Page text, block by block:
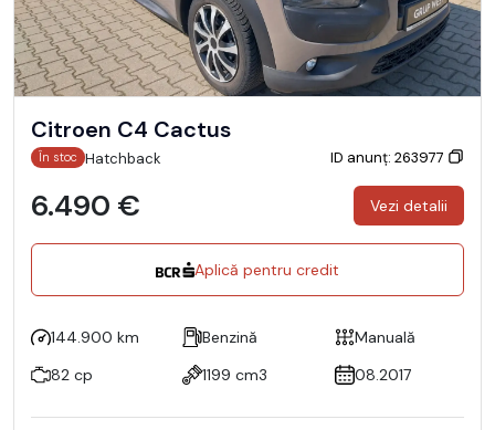
Citroen C4 Cactus
În stoc Hatchback ID anunț: 263977
6.490 € Vezi detalii
Aplică pentru credit
144.900 km Benzină
Manuală
82 cp
1199 cm3 08.2017